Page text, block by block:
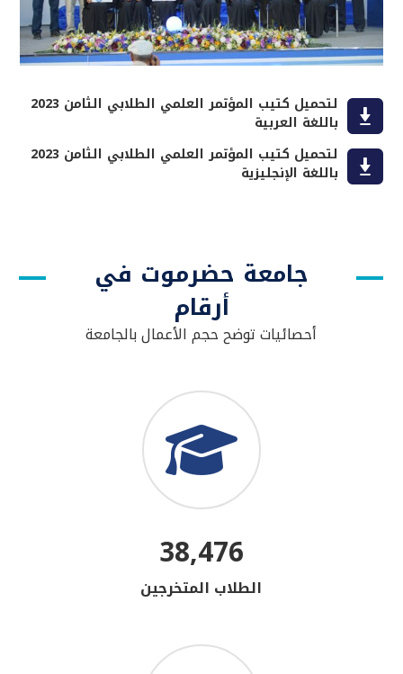
لتحميل كتيب المؤتمر العلمي الطلابي الثامن 2023
باللغة العربية
لتحميل كتيب المؤتمر العلمي الطلابي الثامن 2023
باللغة الإنجليزية
جامعة حضرموت في
أرقام
أحصائيات توضح حجم الأعمال بالجامعة
38,476
الطلاب المتخرجين